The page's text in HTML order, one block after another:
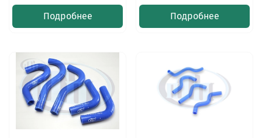
Подробнее Подробнее